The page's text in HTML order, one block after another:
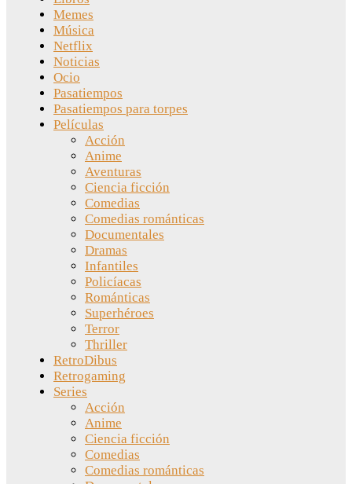
Memes
Música
Netflix
Noticias
Ocio
Pasatiempos
Pasatiempos para torpes
Películas
Acción
Anime
Aventuras
Ciencia ficción
Comedias
Comedias románticas
Documentales
Dramas
Infantiles
Policíacas
Románticas
Superhéroes
Terror
Thriller
RetroDibus
Retrogaming
Series
Acción
Anime
Ciencia ficción
Comedias
Comedias románticas